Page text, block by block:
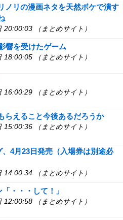
ノリの漫画ネタを天然ボケで潰す
（まとめサイト）
響を受けたゲーム
（まとめサイト）
（まとめサイト）
らえること今後あるだろうか
（まとめサイト）
4月23日発売（入場券は別途必
（まとめサイト）
・・・して！」
（まとめサイト）